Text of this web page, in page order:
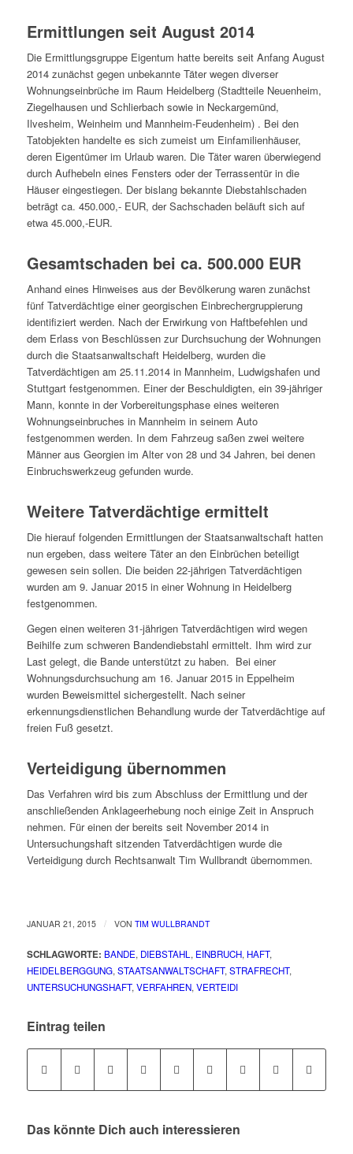
Ermittlungen seit August 2014
Die Ermittlungsgruppe Eigentum hatte bereits seit Anfang August
2014 zunächst gegen unbekannte Täter wegen diverser
Wohnungseinbrüche im Raum Heidelberg (Stadtteile Neuenheim,
Ziegelhausen und Schlierbach sowie in Neckargemünd,
Ilvesheim, Weinheim und Mannheim-Feudenheim) . Bei den
Tatobjekten handelte es sich zumeist um Einfamilienhäuser,
deren Eigentümer im Urlaub waren. Die Täter waren überwiegend
durch Aufhebeln eines Fensters oder der Terrassentür in die
Häuser eingestiegen. Der bislang bekannte Diebstahlschaden
beträgt ca. 450.000,- EUR, der Sachschaden beläuft sich auf
etwa 45.000,-EUR.
Gesamtschaden bei ca. 500.000 EUR
Anhand eines Hinweises aus der Bevölkerung waren zunächst
fünf Tatverdächtige einer georgischen Einbrechergruppierung
identifiziert werden. Nach der Erwirkung von Haftbefehlen und
dem Erlass von Beschlüssen zur Durchsuchung der Wohnungen
durch die Staatsanwaltschaft Heidelberg, wurden die
Tatverdächtigen am 25.11.2014 in Mannheim, Ludwigshafen und
Stuttgart festgenommen. Einer der Beschuldigten, ein 39-jähriger
Mann, konnte in der Vorbereitungsphase eines weiteren
Wohnungseinbruches in Mannheim in seinem Auto
festgenommen werden. In dem Fahrzeug saßen zwei weitere
Männer aus Georgien im Alter von 28 und 34 Jahren, bei denen
Einbruchswerkzeug gefunden wurde.
Weitere Tatverdächtige ermittelt
Die hierauf folgenden Ermittlungen der Staatsanwaltschaft hatten
nun ergeben, dass weitere Täter an den Einbrüchen beteiligt
gewesen sein sollen. Die beiden 22-jährigen Tatverdächtigen
wurden am 9. Januar 2015 in einer Wohnung in Heidelberg
festgenommen.
Gegen einen weiteren 31-jährigen Tatverdächtigen wird wegen
Beihilfe zum schweren Bandendiebstahl ermittelt. Ihm wird zur
Last gelegt, die Bande unterstützt zu haben. Bei einer
Wohnungsdurchsuchung am 16. Januar 2015 in Eppelheim
wurden Beweismittel sichergestellt. Nach seiner
erkennungsdienstlichen Behandlung wurde der Tatverdächtige auf
freien Fuß gesetzt.
Verteidigung übernommen
Das Verfahren wird bis zum Abschluss der Ermittlung und der
anschließenden Anklageerhebung noch einige Zeit in Anspruch
nehmen. Für einen der bereits seit November 2014 in
Untersuchungshaft sitzenden Tatverdächtigen wurde die
Verteidigung durch Rechtsanwalt Tim Wullbrandt übernommen.
JANUAR 21, 2015 / VON TIM WULLBRANDT
SCHLAGWORTE: BANDE, DIEBSTAHL, EINBRUCH, HAFT,
HEIDELBERGGUNG,STAATSANWALTSCHAFT,STRAFRECHT,
UNTERSUCHUNGSHAFT,VERFAHREN,VERTEIDI
Eintrag teilen
Das könnte Dich auch interessieren